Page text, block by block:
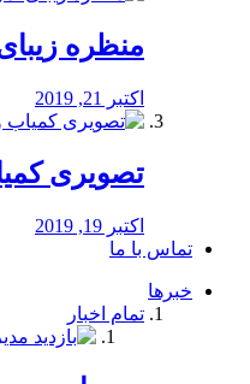
منظره‌‌
اکتبر 21, 2019
️تصویری
اکتبر 19, 2019
تماس با ما
خبرها
تمام اخبار